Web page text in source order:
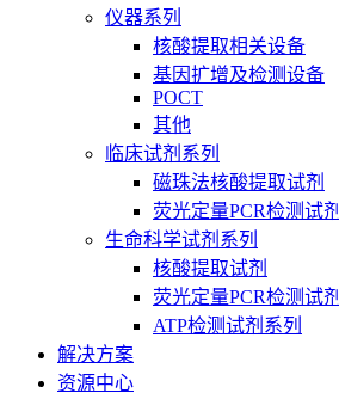
仪器系列
核酸提取相关设备
基因扩增及检测设备
POCT
其他
临床试剂系列
磁珠法核酸提取试剂
荧光定量PCR检测试剂
生命科学试剂系列
核酸提取试剂
荧光定量PCR检测试剂
ATP检测试剂系列
解决方案
资源中心